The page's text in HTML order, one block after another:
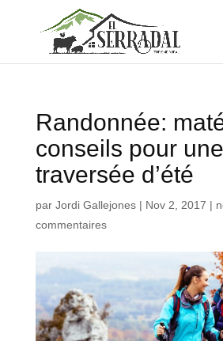
Randonnée:
conseils pour une
traversée d’été
par Jordi Gallejones| Nov 2, 2017 |
commentaires